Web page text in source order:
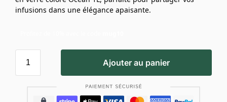
infusions dans une élégance apaisante.
Ajouter au panier